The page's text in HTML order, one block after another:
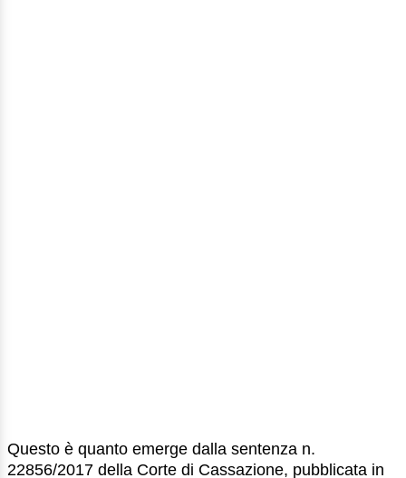
Questo è quanto emerge dalla sentenza n.
22856/2017 della Corte di Cassazione, pubblicata in